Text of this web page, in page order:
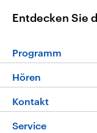
Entdecken Sie
Programm
Programm
Die
Hören
Livestream
Kontakt
Hörerservice
Service